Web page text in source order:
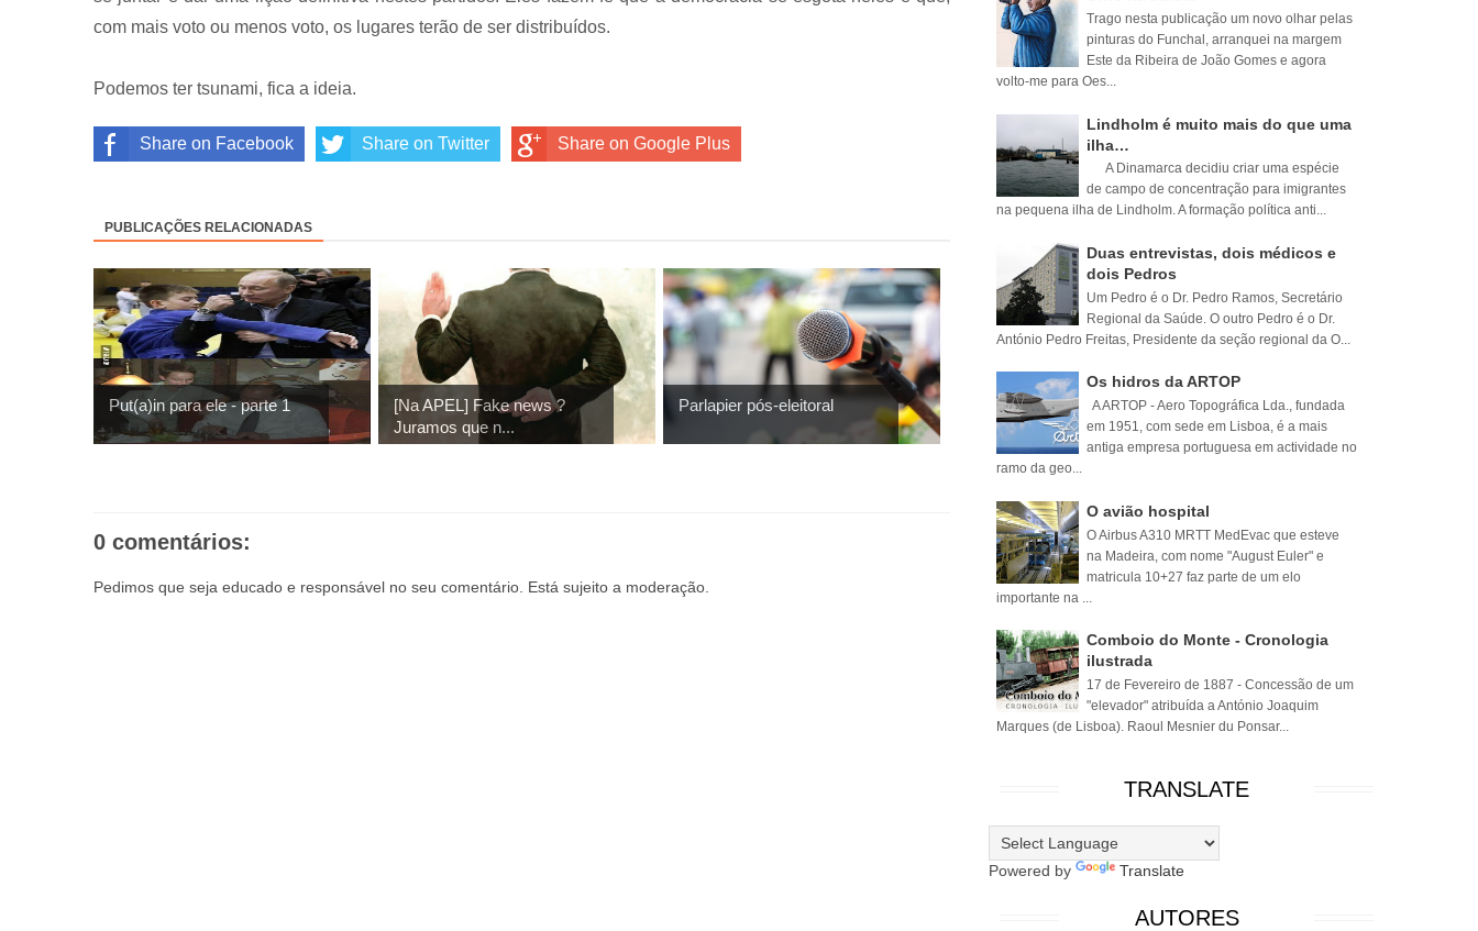
com mais voto ou menos voto, os lugares terão de ser distribuídos.
Podemos ter tsunami, fica a ideia.
Share on Facebook Share on Twitter Share on Google Plus
PUBLICAÇÕES RELACIONADAS
Put(a)in para ele - parte 1
[Na APEL] Fake news ?
Juramos que n...
Parlapier pós-eleitoral
0 comentários:
Pedimos que seja educado e responsável no seu comentário. Está sujeito a moderação.
Trago nesta publicação um novo olhar pelas
pinturas do Funchal, arranquei na margem
Este da Ribeira de João Gomes e agora
volto-me para Oes...
Lindholm é muito mais do que uma
ilha…
A Dinamarca decidiu criar uma espécie
de campo de concentração para imigrantes
na pequena ilha de Lindholm. A formação política anti...
Duas entrevistas, dois médicos e
dois Pedros
Um Pedro é o Dr. Pedro Ramos, Secretário
Regional da Saúde. O outro Pedro é o Dr.
António Pedro Freitas, Presidente da seção regional da O...
Os hidros da ARTOP
A ARTOP - Aero Topográfica Lda., fundada
em 1951, com sede em Lisboa, é a mais
antiga empresa portuguesa em actividade no
ramo da geo...
O avião hospital
O Airbus A310 MRTT MedEvac que esteve
na Madeira, com nome "August Euler" e
matricula 10+27 faz parte de um elo
importante na ...
Comboio do Monte - Cronologia
ilustrada
17 de Fevereiro de 1887 - Concessão de um
"elevador" atribuída a António Joaquim
Marques (de Lisboa). Raoul Mesnier du Ponsar...
TRANSLATE
Powered by Translate
AUTORES